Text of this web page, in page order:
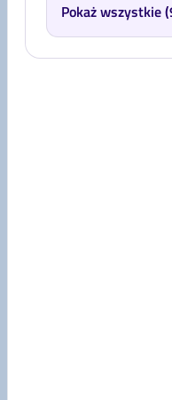
Pokaż wszystkie